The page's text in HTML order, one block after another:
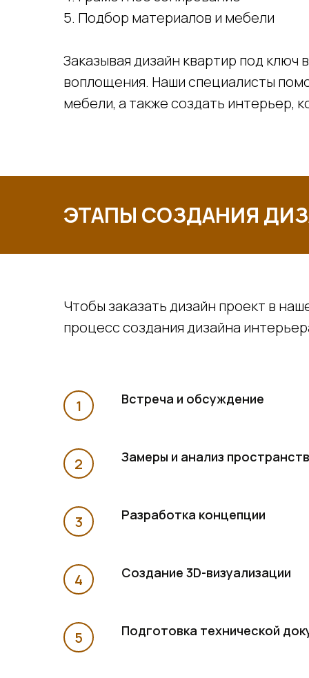
5. Подбор материалов и мебели
Заказывая дизайн квартир под ключ
воплощения. Наши специалисты
мебели, а также создать интерьер,
ЭТАПЫ СОЗДАНИЯ
Чтобы заказать дизайн проект в
процесс создания дизайна
Встреча и обсуждение
Замеры и анализ
Разработка концепции
Создание 3D-визуализации
Подготовка технической